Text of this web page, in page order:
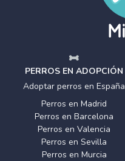
PERROS EN ADOPCIÓN
Adoptar perros en España
Perros en Madrid
Perros en Barcelona
Perros en Valencia
Perros en Sevilla
Perros en Murcia